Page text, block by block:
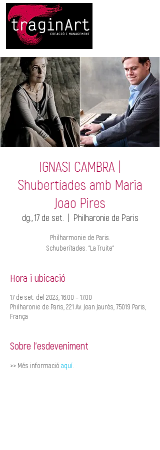
IGNASI CAMBRA |
Shubertíades amb Maria
Joao Pires
dg., 17 de set.
  |
Philharonie de Paris
Philharmonie de Paris.
Schuberítades. "La Truite"
Hora i ubicació
17 de set. del 2023, 16:00 – 17:00
Philharonie de Paris, 221 Av. Jean Jaurès, 75019 Paris,
França
Sobre l'esdeveniment
>> Més informació aquí